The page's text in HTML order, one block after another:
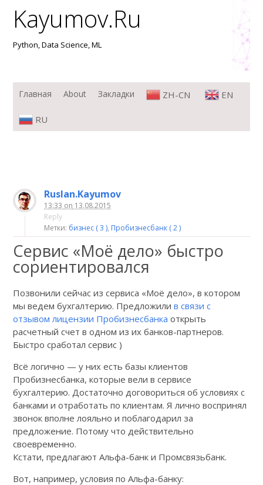
Kayumov.Ru
Python, Data Science, ML
Меню
Перейти к содержимому
Главная About Закладки ZH-CN EN
RU
Ruslan.Kayumov
13:33 on 13.08.2015
Reply
Метки: бизнес ( 3 ), Пробизнесбанк ( 2 )
Сервис «Моё дело» быстро
сориентировался
Позвонили сейчас из сервиса «Моё дело», в котором
мы ведем бухгалтерию. Предложилив связи с
отзывом лицензии Пробизнесбанка открыть
расчетный счет в одном из их банков-партнеров.
Быстро сработал сервис )
Всё логично — у них есть базы клиентов
Пробизнесбанка, которые вели в сервисе
бухгалтерию. Достаточно договориться об условиях с
банками и отработать по клиентам. Я лично воспринял
звонок вполне лояльно и поблагодарил за
предложение. Потому что действительно
своевременно.
Кстати, предлагают Альфа-банк и Промсвязьбанк.
Вот, например, условия по Альфа-банку: